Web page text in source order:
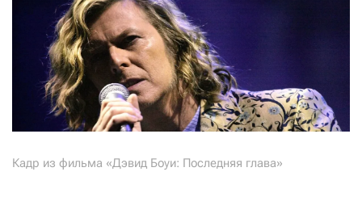
Кадр из фильма «Дэвид Боуи: Последняя глава»